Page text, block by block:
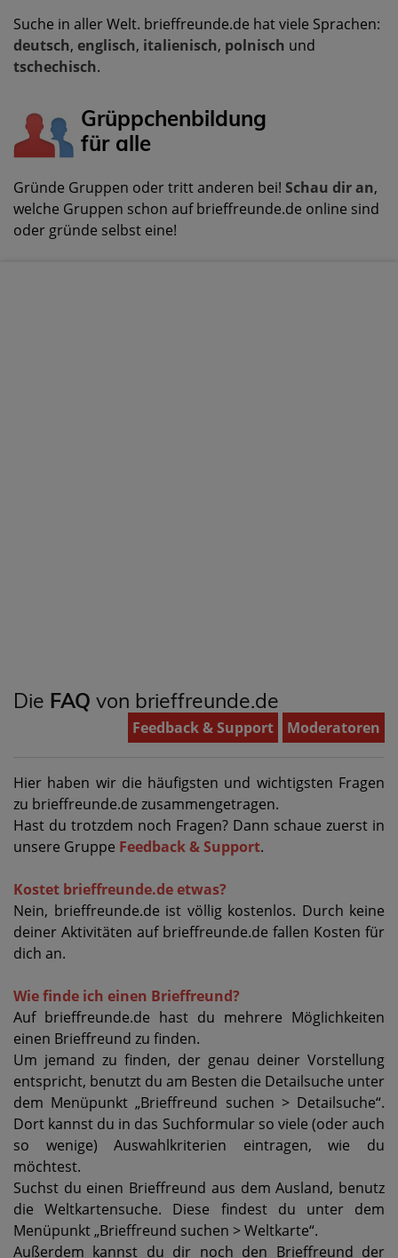
Suche in aller Welt. brieffreunde.de hat viele Sprachen:
deutsch, englisch, italienisch, polnisch und
tschechisch.
Grüppchenbildung
für alle
Gründe Gruppen oder tritt anderen bei! Schau dir an,
welche Gruppen schon auf brieffreunde.de online sind
oder gründe selbst eine!
Die FAQ von brieffreunde.de
Moderatoren
Feedback & Support
Hier haben wir die häufigsten und wichtigsten Fragen
zu brieffreunde.de zusammengetragen.
Hast du trotzdem noch Fragen? Dann schaue zuerst in
unsere Gruppe Feedback & Support.
Kostet brieffreunde.de etwas?
Nein, brieffreunde.de ist völlig kostenlos. Durch keine
deiner Aktivitäten auf brieffreunde.de fallen Kosten für
dich an.
Wie finde ich einen Brieffreund?
Auf brieffreunde.de hast du mehrere Möglichkeiten
einen Brieffreund zu finden.
Um jemand zu finden, der genau deiner Vorstellung
entspricht, benutzt du am Besten die Detailsuche unter
dem Menüpunkt „Brieffreund suchen > Detailsuche“.
Dort kannst du in das Suchformular so viele (oder auch
so wenige) Auswahlkriterien eintragen, wie du
möchtest.
Suchst du einen Brieffreund aus dem Ausland, benutz
die Weltkartensuche. Diese findest du unter dem
Menüpunkt „Brieffreund suchen > Weltkarte“.
Außerdem kannst du dir noch den Brieffreund der